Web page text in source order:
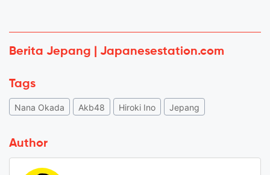
Berita Jepang | Japanesestation.com
Tags
Nana Okada Akb48 Hiroki Ino Jepang
Author